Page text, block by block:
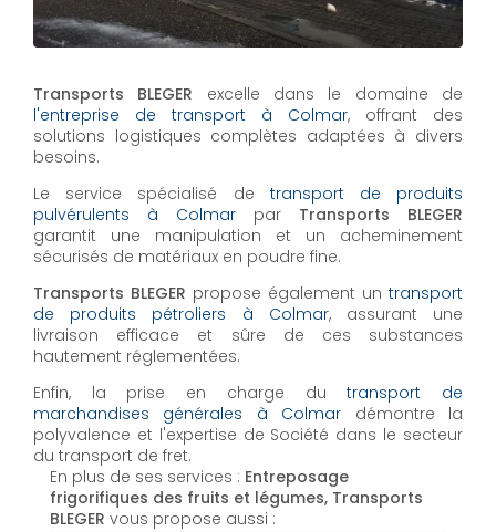
Transports BLEGER excelle dans le domaine de
l'entreprise de transport à Colmar, offrant des
solutions logistiques complètes adaptées à divers
besoins.
Le service spécialisé de transport de produits
pulvérulents à Colmar par Transports BLEGER
garantit une manipulation et un acheminement
sécurisés de matériaux en poudre fine.
Transports BLEGER propose également un transport
de produits pétroliers à Colmar, assurant une
livraison efficace et sûre de ces substances
hautement réglementées.
Enfin, la prise en charge dutransport de
marchandises générales à Colmar démontre la
polyvalence et l'expertise de Société dans le secteur
du transport de fret.
En plus de ses services : Entreposage
frigorifiques des fruits et légumes, Transports
BLEGER vous propose aussi :